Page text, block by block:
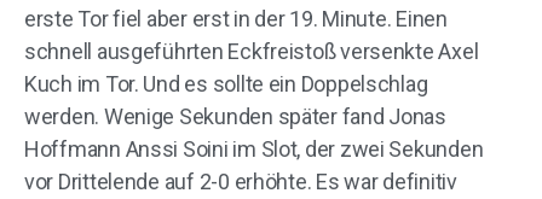
erste Tor fiel aber erst in der 19. Minute. Einen
schnell ausgeführten Eckfreistoß versenkte Axel
Kuch im Tor. Und es sollte ein Doppelschlag
werden. Wenige Sekunden später fand Jonas
Hoffmann Anssi Soini im Slot, der zwei Sekunden
vor Drittelende auf 2-0 erhöhte. Es war definitiv